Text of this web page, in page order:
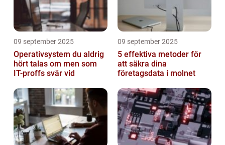
09 september 2025
Operativsystem du aldrig
hört talas om men som
IT-proffs svär vid
09 september 2025
5 effektiva metoder för
att säkra dina
företagsdata i molnet